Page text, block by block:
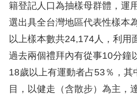
籍登記人口為抽樣母群體，運
選出具全台灣地區代表性樣本
以上樣本數共24,174人，利用
過去兩個禮拜內有從事10分鐘
18歲以上有運動者占53％，其
目，以健走（含散步）為主，